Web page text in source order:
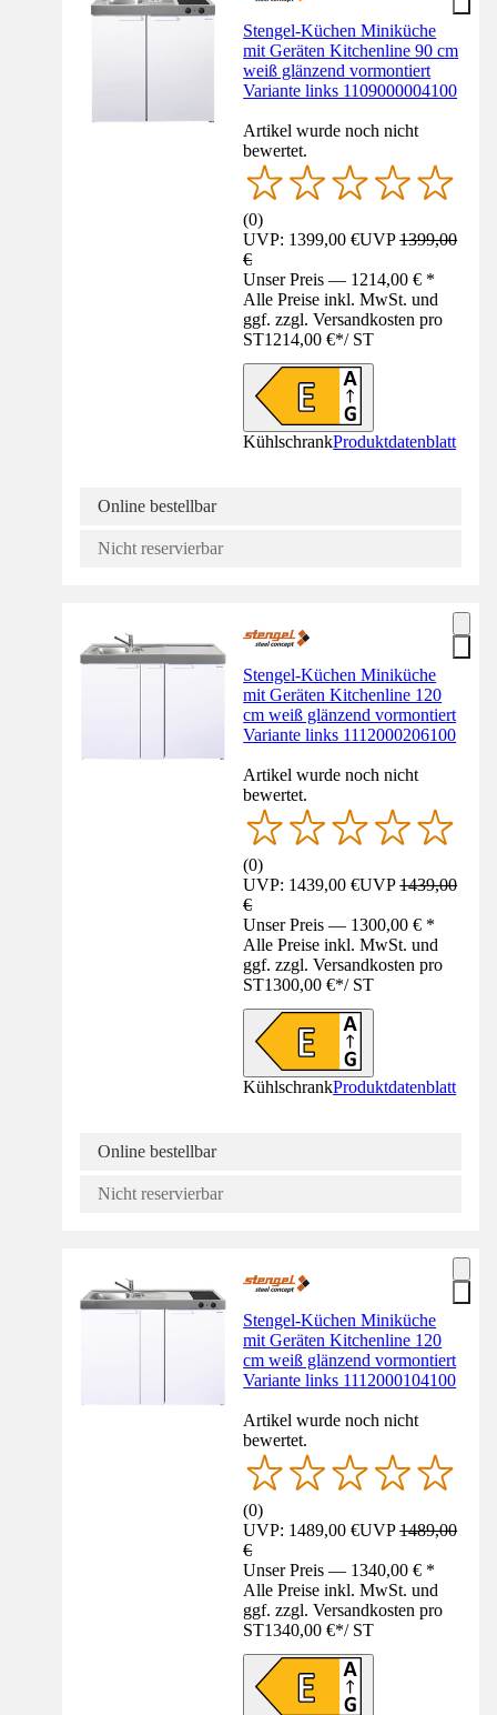
Stengel-Küchen Miniküche
mit Geräten Kitchenline 90 cm
weiß glänzend vormontiert
Variante links 1109000004100
Artikel wurde noch nicht
bewertet.
(0)
UVP: 1399,00 €UVP1399,00
€
Unser Preis — 1214,00 € *
Alle Preise inkl. MwSt. und
ggf. zzgl. Versandkosten pro
ST1214,00 €*/ ST
KühlschrankProduktdatenblatt
Online bestellbar
Nicht reservierbar
Stengel-Küchen Miniküche
mit Geräten Kitchenline 120
cm weiß glänzend vormontiert
Variante links 1112000206100
Artikel wurde noch nicht
bewertet.
(0)
UVP: 1439,00 €UVP1439,00
€
Unser Preis — 1300,00 € *
Alle Preise inkl. MwSt. und
ggf. zzgl. Versandkosten pro
ST1300,00 €*/ ST
KühlschrankProduktdatenblatt
Online bestellbar
Nicht reservierbar
Stengel-Küchen Miniküche
mit Geräten Kitchenline 120
cm weiß glänzend vormontiert
Variante links 1112000104100
Artikel wurde noch nicht
bewertet.
(0)
UVP: 1489,00 €UVP1489,00
€
Unser Preis — 1340,00 € *
Alle Preise inkl. MwSt. und
ggf. zzgl. Versandkosten pro
ST1340,00 €*/ ST